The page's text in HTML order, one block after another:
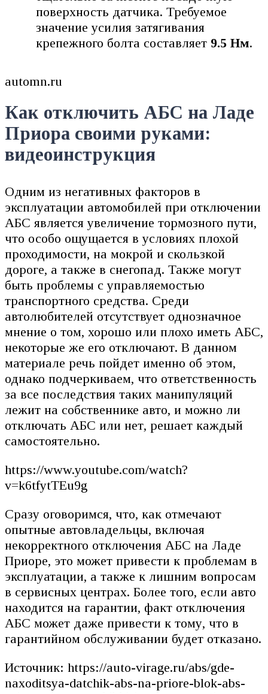
поверхность датчика. Требуемое
значение усилия затягивания
крепежного болта составляет 9.5 Нм.
automn.ru
Как отключить АБС на Ладе
Приора своими руками:
видеоинструкция
Одним из негативных факторов в
эксплуатации автомобилей при отключении
АБС является увеличение тормозного пути,
что особо ощущается в условиях плохой
проходимости, на мокрой и скользкой
дороге, а также в снегопад. Также могут
быть проблемы с управляемостью
транспортного средства. Среди
автолюбителей отсутствует однозначное
мнение о том, хорошо или плохо иметь АБС,
некоторые же его отключают. В данном
материале речь пойдет именно об этом,
однако подчеркиваем, что ответственность
за все последствия таких манипуляций
лежит на собственнике авто, и можно ли
отключать АБС или нет, решает каждый
самостоятельно.
https://www.youtube.com/watch?
v=k6tfytTEu9g
Сразу оговоримся, что, как отмечают
опытные автовладельцы, включая
некорректного отключения АБС на Ладе
Приоре, это может привести к проблемам в
эксплуатации, а также к лишним вопросам
в сервисных центрах. Более того, если авто
находится на гарантии, факт отключения
АБС может даже привести к тому, что в
гарантийном обслуживании будет отказано.
Источник: https://auto-virage.ru/abs/gde-
naxoditsya-datchik-abs-na-priore-blok-abs-